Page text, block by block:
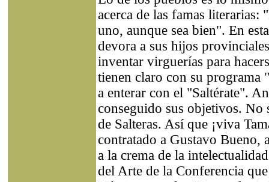
acerca de las famas literarias:
uno, aunque sea bien". En
devora a sus hijos
inventar virguerías para
tienen claro con su programa
a enterar con el "Saltérate".
conseguido sus objetivos. No
de Salteras. Así que ¡viva
contratado a Gustavo
a la crema de la
del Arte de la Conferencia